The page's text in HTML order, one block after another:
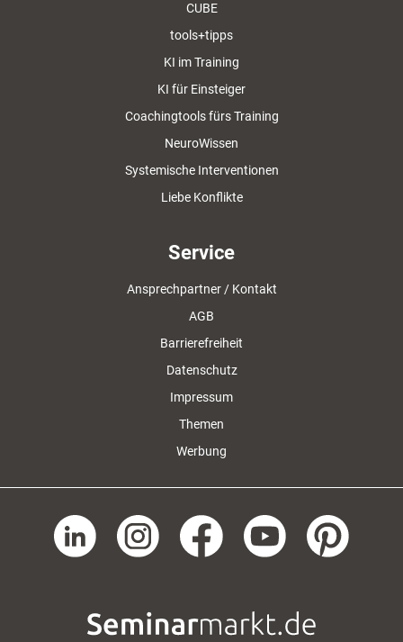
CUBE
tools+tipps
KI im Training
KI für Einsteiger
Coachingtools fürs Training
NeuroWissen
Systemische Interventionen
Liebe Konflikte
Service
Ansprechpartner / Kontakt
AGB
Barrierefreiheit
Datenschutz
Impressum
Themen
Werbung